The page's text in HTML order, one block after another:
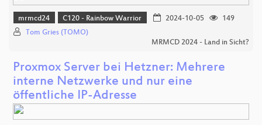
mrmcd24 C120 - Rainbow Warrior 2024-10-05
149
Tom Gries (TOMO)
MRMCD 2024 - Land in Sicht?
Proxmox Server bei Hetzner: Mehrere
interne Netzwerke und nur eine
öffentliche IP-Adresse